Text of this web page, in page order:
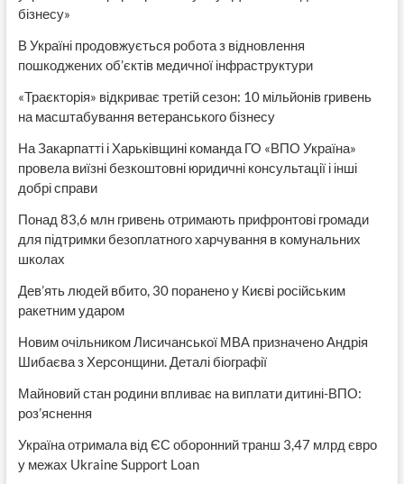
бізнесу»
В Україні продовжується робота з відновлення
пошкоджених об’єктів медичної інфраструктури
«Траєкторія» відкриває третій сезон: 10 мільйонів гривень
на масштабування ветеранського бізнесу
На Закарпатті і Харьківщині команда ГО «ВПО Україна»
провела виїзні безкоштовні юридичні консультації і інші
добрі справи
Понад 83,6 млн гривень отримають прифронтові громади
для підтримки безоплатного харчування в комунальних
школах
Дев’ять людей вбито, 30 поранено у Києві російським
ракетним ударом
Новим очільником Лисичанської МВА призначено Андрія
Шибаєва з Херсонщини. Деталі біографії
Майновий стан родини впливає на виплати дитині-ВПО:
роз’яснення
Україна отримала від ЄС оборонний транш 3,47 млрд євро
у межах Ukraine Support Loan